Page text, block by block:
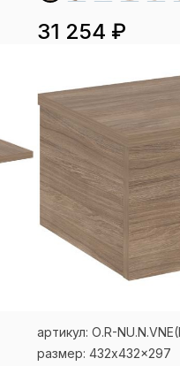
31 254 ₽
артикул: О.R-
размер: 432x432x297